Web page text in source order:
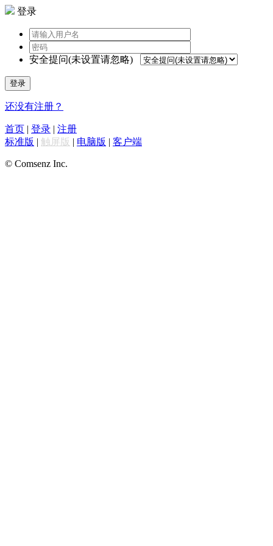
登录
安全提问(未设置请忽略)
登录
还没有注册？
首页 | 登录 | 注册
标准版 | 触屏版 | 电脑版 | 客户端
© Comsenz Inc.